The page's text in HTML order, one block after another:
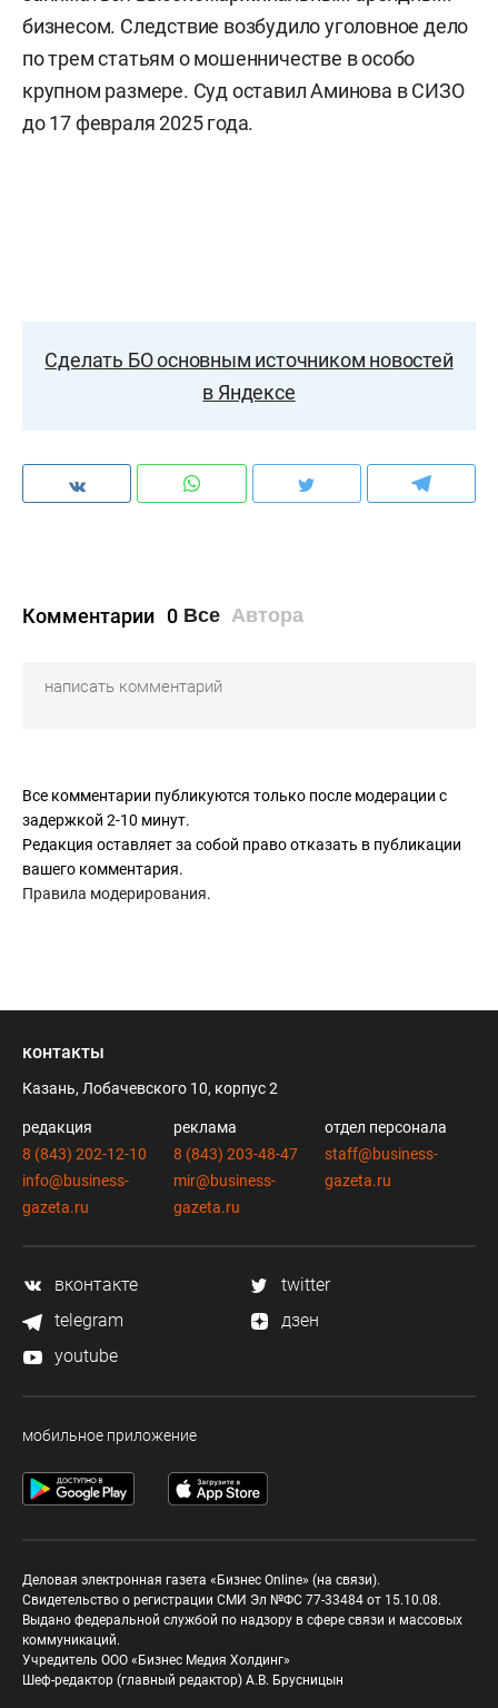
бизнесом. Следствие возбудило уголовное дело
по трем статьям о мошенничестве в особо
крупном размере. Суд оставил Аминова в СИЗО
до 17 февраля 2025 года.
Сделать БО основным источником новостей
в Яндексе
Комментарии 0 Все Автора
Все комментарии публикуются только после модерации с
задержкой 2-10 минут.
Редакция оставляет за собой право отказать в публикации
вашего комментария.
Правила модерирования.
контакты
Казань, Лобачевского 10, корпус 2
редакция
8 (843) 202-12-10
info@business-
gazeta.ru
реклама
8 (843) 203-48-47
mir@business-
gazeta.ru
отдел персонала
staff@business-
gazeta.ru
вконтакте
twitter
telegram
дзен
youtube
мобильное приложение
Деловая электронная газета «Бизнес Online» (на связи).
Свидетельство о регистрации СМИ Эл №ФС 77-33484 от 15.10.08.
Выдано федеральной службой по надзору в сфере связи и массовых
коммуникаций.
Учредитель ООО «Бизнес Медия Холдинг»
Шеф-редактор (главный редактор) А.В. Брусницын